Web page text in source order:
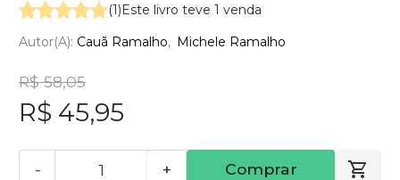
(1)Este livro teve 1 venda
Autor(a): Cauã Ramalho Michele Ramalho
R$ 58,05
R$ 45,95
- + Comprar